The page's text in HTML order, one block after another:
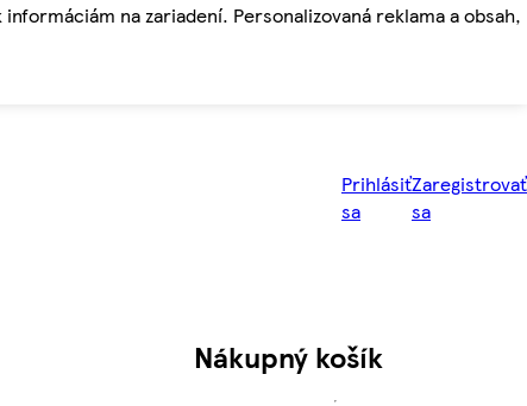
na zariadení. Personalizovaná reklama a obsah,
Prihlásiť
sa
Zaregistrovať
sa
Nákupný košík